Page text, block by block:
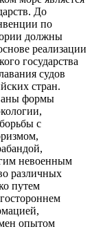
До
по
должны
реализации
государства
судов
стран.
формы
с
невоенным
различных
путем
опытом